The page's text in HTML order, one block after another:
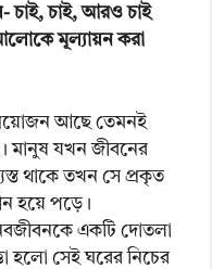
চাই, চাই, আরও চাই
আলোকে মূল্যায়ন করা
প্রয়োজন আছে তেমনই
মানুষ যখন জীবনের
থাকে তখন সে প্রকৃত
হয়ে পড়ে।
একটি দোতলা
হলো সেই ঘরের নিচের